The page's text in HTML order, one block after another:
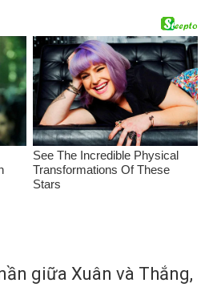
giữa Xuân và Thắng,